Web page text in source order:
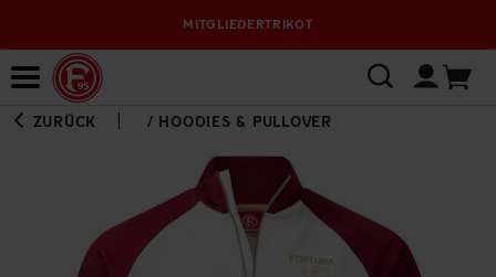
MITGLIEDERTRIKOT
ZURÜCK / HOODIES & PULLOVER